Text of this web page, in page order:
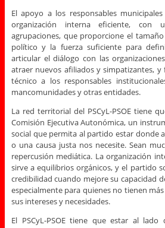
El apoyo a los responsables
organización interna eficiente, con
agrupaciones, que proporcione el
político y la fuerza suficiente para
articular el diálogo con las
atraer nuevos afiliados y simpatizantes,
técnico a los responsables
mancomunidades y otras entidades.
La red territorial del PSCyL-PSOE tiene
Comisión Ejecutiva Autonómica, un
social que permita al partido estar donde
o una causa justa nos necesite. Sean
repercusión mediática. La organización
sirve a equilibrios orgánicos, y el partido
credibilidad cuando mejore su capacidad
especialmente para quienes no tienen
sus intereses y necesidades.
El PSCyL-PSOE tiene que estar al